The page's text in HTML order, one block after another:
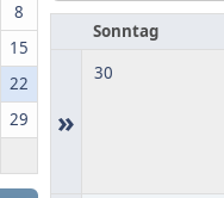
8
15
22
29
Sonntag
»
30